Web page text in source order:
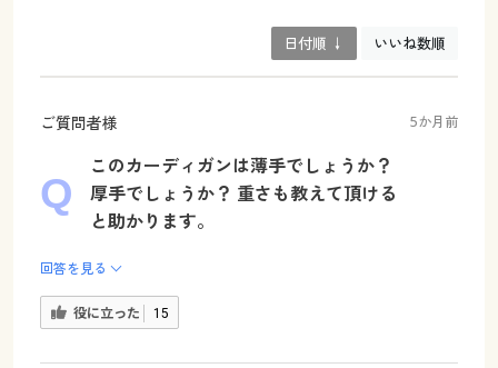
日付順 ↓ いいね数順
ご質問者様 5か月前
このカーディガンは薄手でしょうか？
厚手でしょうか？ 重さも教えて頂ける
と助かります。
回答を見る
役に立った 15